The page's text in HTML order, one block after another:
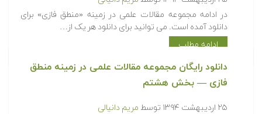
در ادامه مجموعه مقالات علمی در زمینه «منطق فازی» برای
دانلود آمده است. می توانید برای دانلود هر یک از…
ادامه مطلب
دانلود رایگان مجموعه مقالات علمی در زمینه منطق
فازی — بخش هشتم
۲۵ اردیبهشت ۱۳۹۴ توسط مریم دانیالی